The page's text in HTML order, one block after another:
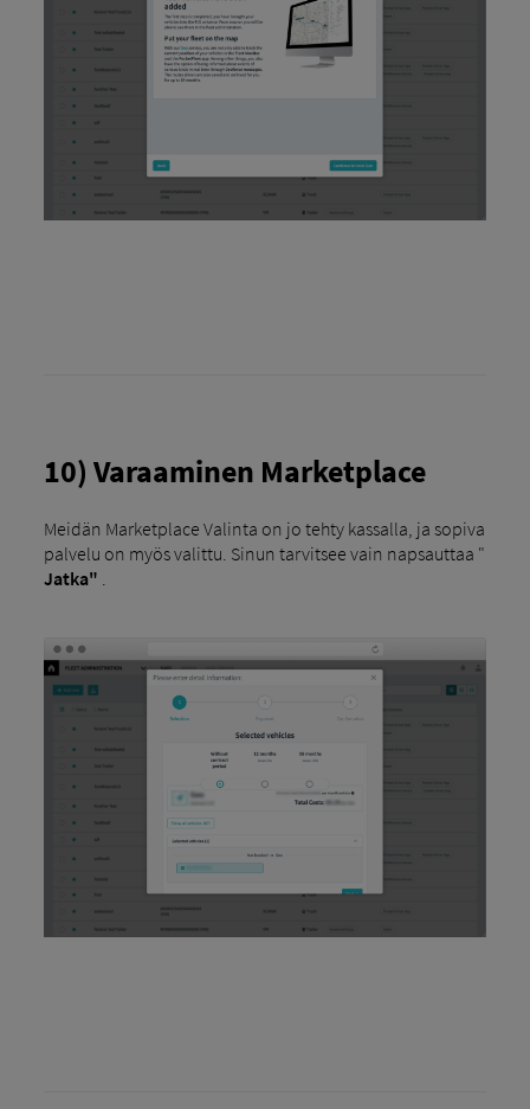
10) Varaaminen Marketplace
Meidän Marketplace Valinta on jo tehty kassalla, ja sopiva
palvelu on myös valittu. Sinun tarvitsee vain napsauttaa "
Jatka"